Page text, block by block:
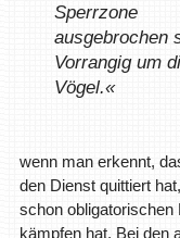
Sperrzone
ausgebrochen
Vorrangig um
Vögel.«
wenn man erkennt,
den Dienst quittiert
schon obligatorischen
kämpfen hat. Bei den